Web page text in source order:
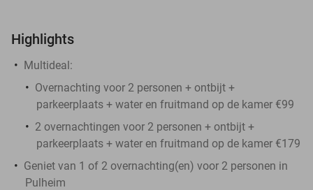
Highlights
Multideal:
Overnachting voor 2 personen + ontbijt +
parkeerplaats + water en fruitmand op de kamer €99
2 overnachtingen voor 2 personen + ontbijt +
parkeerplaats + water en fruitmand op de kamer €179
Geniet van 1 of 2 overnachting(en) voor 2 personen in
Pulheim